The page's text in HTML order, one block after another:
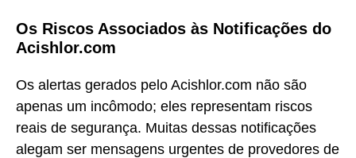
Os Riscos Associados às Notificações do
Acishlor.com
Os alertas gerados pelo Acishlor.com não são
apenas um incômodo; eles representam riscos
reais de segurança. Muitas dessas notificações
alegam ser mensagens urgentes de provedores de